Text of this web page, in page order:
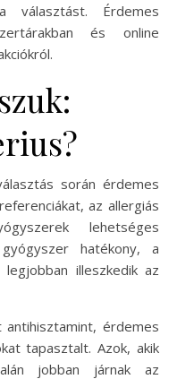
választást. Érdemes
és online
során érdemes
az allergiás
lehetséges
hatékony, a
illeszkedik az
antihisztamint, érdemes
tapasztalt. Azok, akik
jobban járnak az